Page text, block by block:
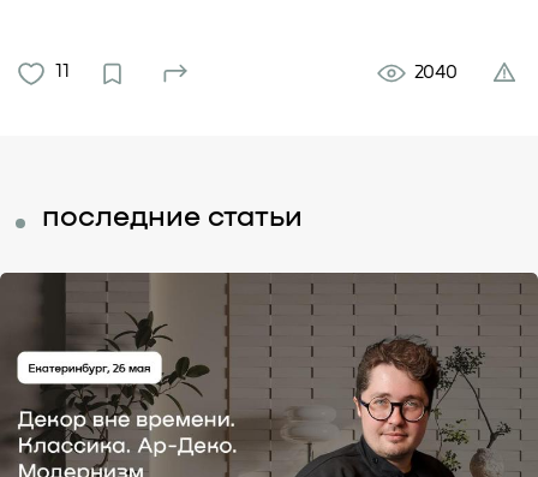
2040
последние статьи